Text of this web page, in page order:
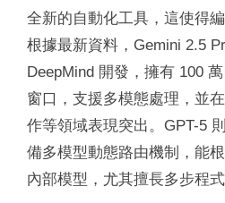
全新的自動化工具，這使得
根據最新資料，Gemini 2.5
DeepMind 開發，擁有 100
窗口，支援多模態處理，並
作等領域表現突出。GPT-5
備多模型動態路由機制，能
內部模型，尤其擅長多步程